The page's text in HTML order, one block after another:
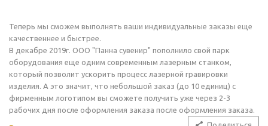
Теперь мы сможем выполнять ваши индивидуальные заказы еще
качественнее и быстрее.
В декабре 2019г. ООО "Панна сувенир" пополнило свой парк
оборудования еще одним современным лазерным станком,
который позволит ускорить процесс лазерной гравировки
изделия. А это значит, что небольшой заказ (до 10 единиц) с
фирменным логотипом вы сможете получить уже через 2-3
рабочих дня после оформления заказа после оформления заказа.